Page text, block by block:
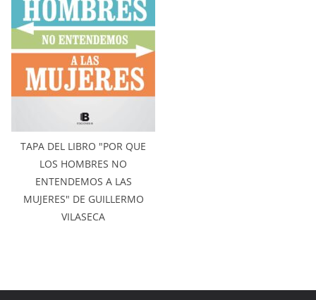
TAPA DEL LIBRO "POR QUE
LOS HOMBRES NO
ENTENDEMOS A LAS
MUJERES" DE GUILLERMO
VILASECA